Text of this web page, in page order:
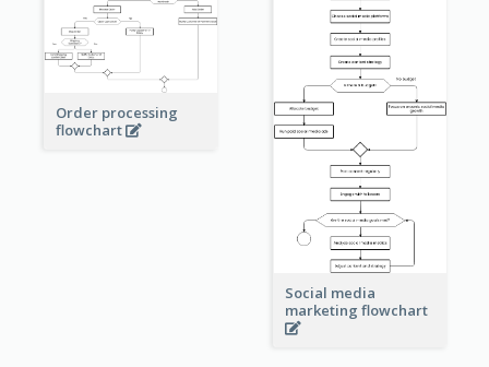
Order processing
flowchart
Social media
marketing flowchart